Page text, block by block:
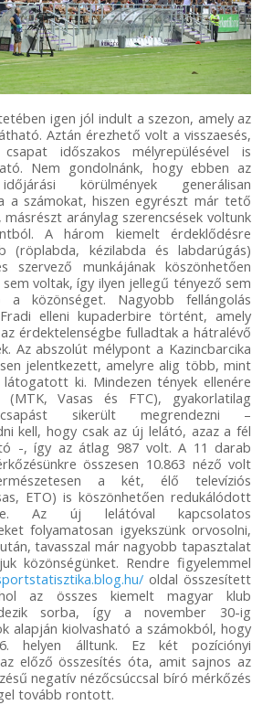
igen jól indult a szezon, amely az
Aztán érezhető volt a visszaesés,
időszakos mélyrepülésével is
Nem gondolnánk, hogy ebben az
körülmények generálisan
a számokat, hiszen egyrészt már tető
aránylag szerencsések voltunk
A három kiemelt érdeklődésre
(röplabda, kézilabda és labdarúgás)
szervező munkájának köszönhetően
voltak, így ilyen jellegű tényező sem
közönséget. Nagyobb fellángolás
elleni kupaderbire történt, amely
érdektelenségbe fulladtak a hátralévő
Az abszolút mélypont a Kazincbarcika
jelentkezett, amelyre alig több, mint
látogatott ki. Mindezen tények ellenére
Vasas és FTC), gyakorlatilag
sikerült megrendezni –
kell, hogy csak az új lelátó, azaz a fél
-, így az átlag 987 volt. A 11 darab
összesen 10.863 néző volt
a két, élő televíziós
ETO) is köszönhetően redukálódott
Az új lelátóval kapcsolatos
folyamatosan igyekszünk orvosolni,
tavasszal már nagyobb tapasztalat
közönségünket. Rendre figyelemmel
oldal összesített
az összes kiemelt magyar klub
sorba, így a november 30-ig
alapján kiolvasható a számokból, hogy
helyen álltunk. Ez két pozíciónyi
előző összesítés óta, amit sajnos az
negatív nézőcsúccsal bíró mérkőzés
tovább rontott.